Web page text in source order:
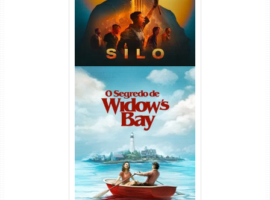
O Segredo de Widow’s Bay
1ª Temporada Torrent (2026)
WEB-DL 1080p Dual Áudio